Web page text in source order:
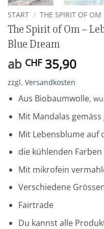
START / THE SPIRIT OF OM
The Spirit of Om –
Blue Dream
ab CHF35,90
zzgl. Versandkosten
Aus Biobaumwolle,
Mit Mandalas
Mit Lebensblume auf
die kühlenden
Mit mikrofein
Verschiedene
Fairtrade
Du kannst alle